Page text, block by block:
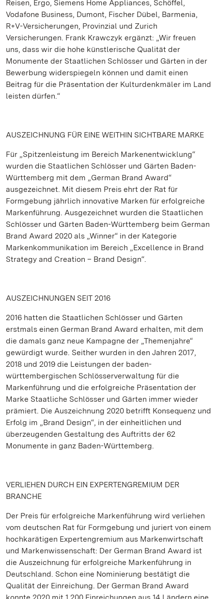
Reisen, Ergo, Siemens Home Appliances, Schöffel,
Vodafone Business, Dumont, Fischer Dübel, Barmenia,
R+V-Versicherungen, Provinzial und Zurich
Versicherungen. Frank Krawczyk ergänzt: „Wir freuen
uns, dass wir die hohe künstlerische Qualität der
Monumente der Staatlichen Schlösser und Gärten in der
Bewerbung widerspiegeln können und damit einen
Beitrag für die Präsentation der Kulturdenkmäler im Land
leisten dürfen.“
AUSZEICHNUNG FÜR EINE WEITHIN SICHTBARE MARKE
Für „Spitzenleistung im Bereich Markenentwicklung“
wurden die Staatlichen Schlösser und Gärten Baden-
Württemberg mit dem „German Brand Award“
ausgezeichnet. Mit diesem Preis ehrt der Rat für
Formgebung jährlich innovative Marken für erfolgreiche
Markenführung. Ausgezeichnet wurden die Staatlichen
Schlösser und Gärten Baden-Württemberg beim German
Brand Award 2020 als „Winner“ in der Kategorie
Markenkommunikation im Bereich „Excellence in Brand
Strategy and Creation – Brand Design“.
AUSZEICHNUNGEN SEIT 2016
2016 hatten die Staatlichen Schlösser und Gärten
erstmals einen German Brand Award erhalten, mit dem
die damals ganz neue Kampagne der „Themenjahre“
gewürdigt wurde. Seither wurden in den Jahren 2017,
2018 und 2019 die Leistungen der baden-
württembergischen Schlösserverwaltung für die
Markenführung und die erfolgreiche Präsentation der
Marke Staatliche Schlösser und Gärten immer wieder
prämiert. Die Auszeichnung 2020 betrifft Konsequenz und
Erfolg im „Brand Design“, in der einheitlichen und
überzeugenden Gestaltung des Auftritts der 62
Monumente in ganz Baden-Württemberg.
VERLIEHEN DURCH EIN EXPERTENGREMIUM DER
BRANCHE
Der Preis für erfolgreiche Markenführung wird verliehen
vom deutschen Rat für Formgebung und juriert von einem
hochkarätigen Expertengremium aus Markenwirtschaft
und Markenwissenschaft: Der German Brand Award ist
die Auszeichnung für erfolgreiche Markenführung in
Deutschland. Schon eine Nominierung bestätigt die
Qualität der Einreichung. Der German Brand Award